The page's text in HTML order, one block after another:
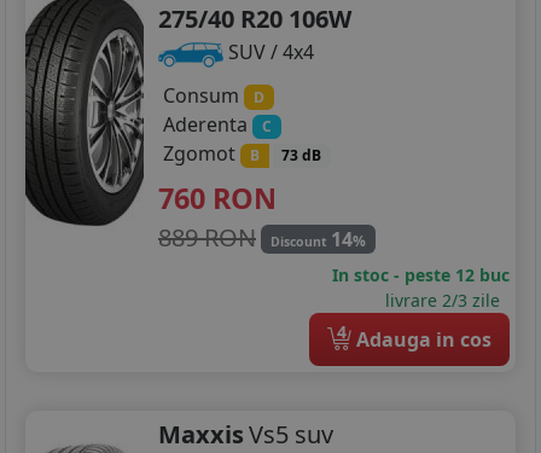
275/40 R20 106W
SUV / 4x4
Consum
D
Aderenta C
Zgomot B 73 dB
760 RON
889 RON Discount 14%
In stoc - peste 12 buc
livrare 2/3 zile
4 Adauga in cos
MaxxisVs5 suv